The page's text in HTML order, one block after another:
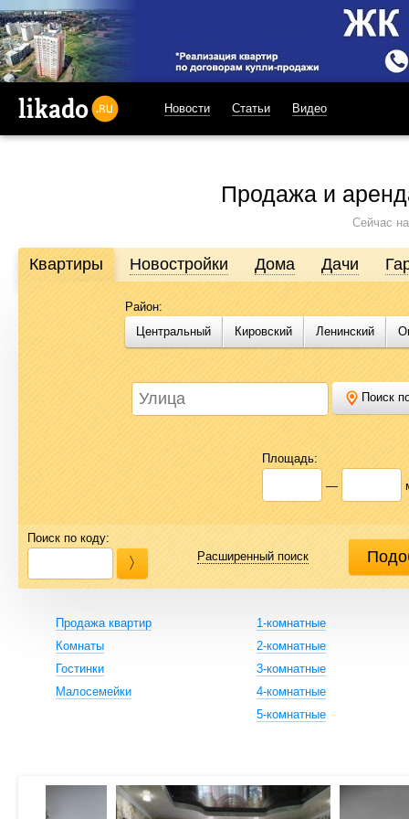
Новости Статьи Видео
Продажа и
Сейчас
Продажа и аренда недвижимости в Омске
Likado.ru – сайт актуальных и достоверных объявлений по
или купить квартиру, найти землю под строительство,
Likado.ru, чтобы сэкономить время и силы в поисках нужного
Квартиры Новостройки Дома Дачи
Район:
Центральный
Кировский Ленинский
Поиск
Площадь:
—
Поиск по коду:
Расширенный поиск
Продажа квартир
Комнаты
Гостинки
Малосемейки
1-комнатные
2-комнатные
3-комнатные
4-комнатные
5-комнатные